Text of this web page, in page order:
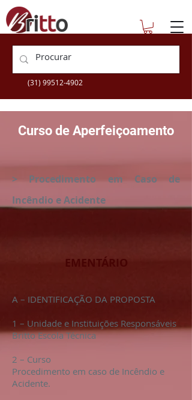
+55 (31) 3360-9505
(31) 99512-4902
Curso de Aperfeiçoamento
> Procedimento em Caso de
Incêndio e Acidente
EMENTÁRIO
A – IDENTIFICAÇÃO DA PROPOSTA
1 – Unidade e Instituições Responsáveis
Britto Escola Técnica
2 – Curso
Procedimento em caso de Incêndio e
Acidente.